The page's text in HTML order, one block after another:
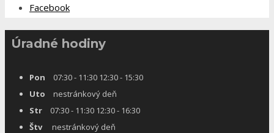
Facebook
Úradné hodiny
Pon 07:30 - 11:30 12:30 - 15:30
Uto nestránkový deň
Str 07:30 - 11:30 12:30 - 16:30
Štvnestránkový deň